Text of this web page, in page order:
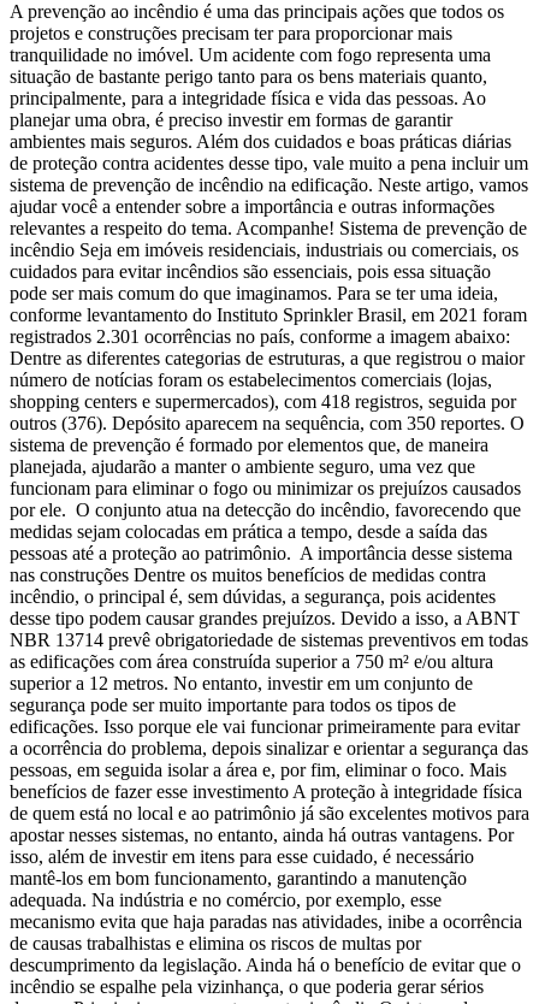
A prevenção ao incêndio é uma das principais ações que todos os
projetos e construções precisam ter para proporcionar mais
tranquilidade no imóvel. Um acidente com fogo representa uma
situação de bastante perigo tanto para os bens materiais quanto,
principalmente, para a integridade física e vida das pessoas. Ao
planejar uma obra, é preciso investir em formas de garantir
ambientes mais seguros. Além dos cuidados e boas práticas diárias
de proteção contra acidentes desse tipo, vale muito a pena incluir um
sistema de prevenção de incêndio na edificação. Neste artigo, vamos
ajudar você a entender sobre a importância e outras informações
relevantes a respeito do tema. Acompanhe! Sistema de prevenção de
incêndio Seja em imóveis residenciais, industriais ou comerciais, os
cuidados para evitar incêndios são essenciais, pois essa situação
pode ser mais comum do que imaginamos. Para se ter uma ideia,
conforme levantamento do Instituto Sprinkler Brasil, em 2021 foram
registrados 2.301 ocorrências no país, conforme a imagem abaixo:
Dentre as diferentes categorias de estruturas, a que registrou o maior
número de notícias foram os estabelecimentos comerciais (lojas,
shopping centers e supermercados), com 418 registros, seguida por
outros (376). Depósito aparecem na sequência, com 350 reportes. O
sistema de prevenção é formado por elementos que, de maneira
planejada, ajudarão a manter o ambiente seguro, uma vez que
funcionam para eliminar o fogo ou minimizar os prejuízos causados
por ele. O conjunto atua na detecção do incêndio, favorecendo que
medidas sejam colocadas em prática a tempo, desde a saída das
pessoas até a proteção ao patrimônio. A importância desse sistema
nas construções Dentre os muitos benefícios de medidas contra
incêndio, o principal é, sem dúvidas, a segurança, pois acidentes
desse tipo podem causar grandes prejuízos. Devido a isso, a ABNT
NBR 13714 prevê obrigatoriedade de sistemas preventivos em todas
as edificações com área construída superior a 750 m² e/ou altura
superior a 12 metros. No entanto, investir em um conjunto de
segurança pode ser muito importante para todos os tipos de
edificações. Isso porque ele vai funcionar primeiramente para evitar
a ocorrência do problema, depois sinalizar e orientar a segurança das
pessoas, em seguida isolar a área e, por fim, eliminar o foco. Mais
benefícios de fazer esse investimento A proteção à integridade física
de quem está no local e ao patrimônio já são excelentes motivos para
apostar nesses sistemas, no entanto, ainda há outras vantagens. Por
isso, além de investir em itens para esse cuidado, é necessário
mantê-los em bom funcionamento, garantindo a manutenção
adequada. Na indústria e no comércio, por exemplo, esse
mecanismo evita que haja paradas nas atividades, inibe a ocorrência
de causas trabalhistas e elimina os riscos de multas por
descumprimento da legislação. Ainda há o benefício de evitar que o
incêndio se espalhe pela vizinhança, o que poderia gerar sérios